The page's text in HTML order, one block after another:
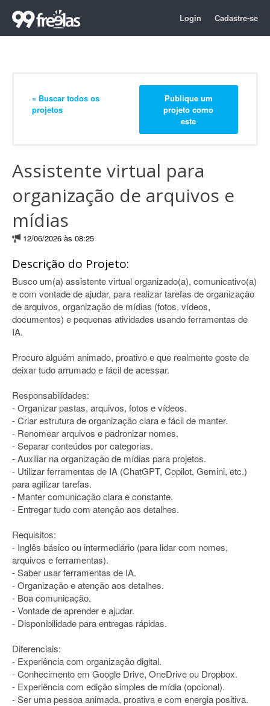
Login Cadastre-se
« Buscar todos os
projetos
Publique um
projeto como
este
Assistente virtual para
organização de arquivos e
mídias
12/06/2026 às 08:25
Descrição do Projeto:
Busco um(a) assistente virtual organizado(a), comunicativo(a)
e com vontade de ajudar, para realizar tarefas de organização
de arquivos, organização de mídias (fotos, vídeos,
documentos) e pequenas atividades usando ferramentas de
IA.
Procuro alguém animado, proativo e que realmente goste de
deixar tudo arrumado e fácil de acessar.
Responsabilidades:
- Organizar pastas, arquivos, fotos e vídeos.
- Criar estrutura de organização clara e fácil de manter.
- Renomear arquivos e padronizar nomes.
- Separar conteúdos por categorias.
- Auxiliar na organização de mídias para projetos.
- Utilizar ferramentas de IA (ChatGPT, Copilot, Gemini, etc.)
para agilizar tarefas.
- Manter comunicação clara e constante.
- Entregar tudo com atenção aos detalhes.
Requisitos:
- Inglês básico ou intermediário (para lidar com nomes,
arquivos e ferramentas).
- Saber usar ferramentas de IA.
- Organização e atenção aos detalhes.
- Boa comunicação.
- Vontade de aprender e ajudar.
- Disponibilidade para entregas rápidas.
Diferenciais:
- Experiência com organização digital.
- Conhecimento em Google Drive, OneDrive ou Dropbox.
- Experiência com edição simples de mídia (opcional).
- Ser uma pessoa animada, proativa e com energia positiva.